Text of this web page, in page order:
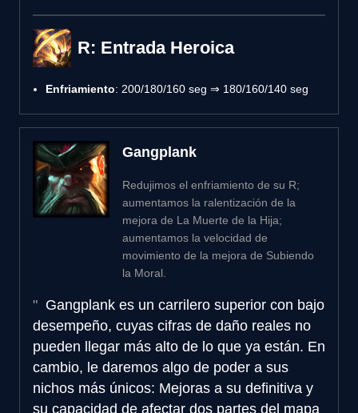
R: Entrada Heroica
Enfriamiento: 200/180/160 seg ⇒ 180/160/140 seg
Gangplank
Redujimos el enfriamiento de su R;
aumentamos la ralentización de la
mejora de La Muerte de la Hija;
aumentamos la velocidad de
movimiento de la mejora de Subiendo
la Moral.
Gangplank es un carrilero superior con bajo
desempeño, cuyas cifras de daño reales no
pueden llegar más alto de lo que ya están. En
cambio, le daremos algo de poder a sus
nichos más únicos: Mejoras a su definitiva y
su capacidad de afectar dos partes del mapa